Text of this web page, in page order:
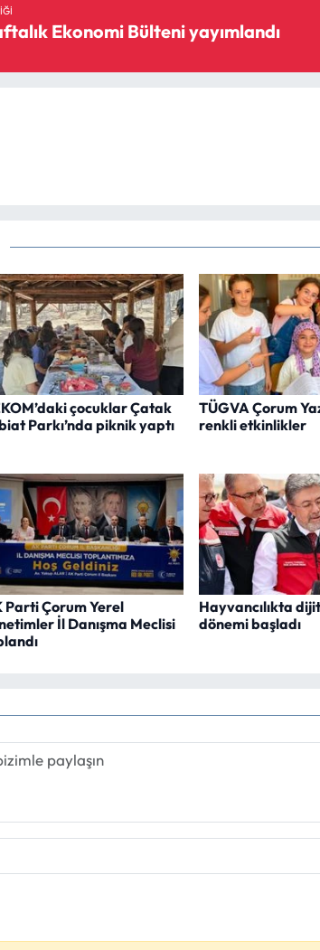
Ekonomi Bülteni yayımlandı
çocuklar Çatak
Parkı’nda piknik yaptı
TÜGVA Çorum
renkli etkinlikler
Parti Çorum Yerel
İl Danışma Meclisi
Hayvancılıkta
dönemi başladı